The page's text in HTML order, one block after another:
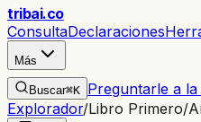
tribai.co
ConsultaDeclaraciones
Más
Buscar⌘K Preguntarle a la
Explorador/Libro Primero/